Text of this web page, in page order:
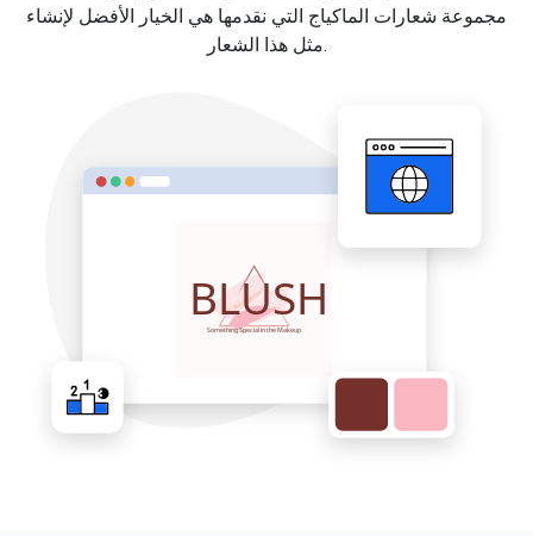
مجموعة شعارات الماكياج التي نقدمها هي الخيار الأفضل لإنشاء
مثل هذا الشعار.